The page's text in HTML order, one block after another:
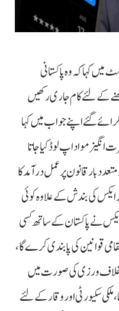
کہا کہ وہ پاکستانی
کے لئے کام جاری رکھیں
گئے اپنے جواب میں کہا
مواد اپ لوڈ کیا جاتا
بار قانون پر عمل درآمد کا
کی بندش کے علاوہ کوئی
ایکس نے پاکستان کے ساتھ کسی
قوانین کی پابندی کرے گا،
خلاف ورزی کی صورت میں
ملکی سکیورٹی اور وقار کے لئے